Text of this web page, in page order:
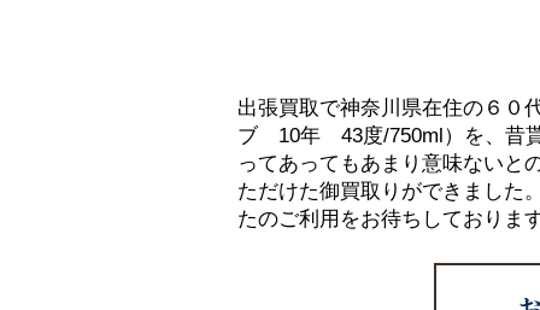
出張買取で神奈川県在住の６
ブ 10年 43度/750ml）を、昔
ってあってもあまり意味ないと
ただけた御買取りができました
たのご利用をお待ちしておりま